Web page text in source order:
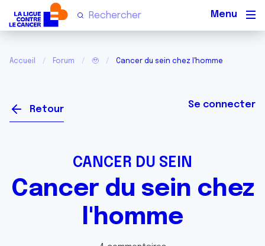
Accueil Forum 🥹 Cancer du sein chez l'homme
Retour Se connecter
CANCER DU SEIN
Cancer du sein chez
l'homme